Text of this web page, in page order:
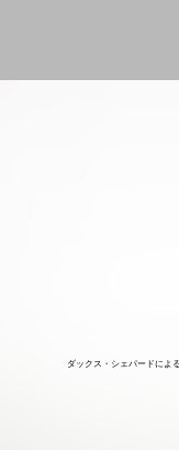
ダックス・シェパードによ